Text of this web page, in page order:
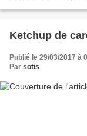
Ketchup de
Publié le 29/03/2017 à
Par sotis